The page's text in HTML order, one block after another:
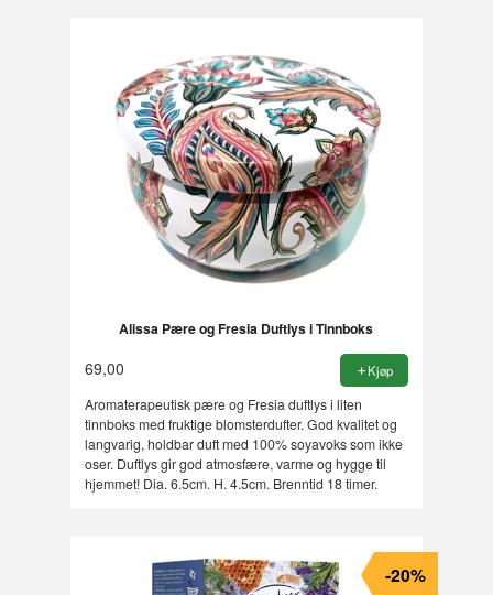
Alissa Pære og Fresia Duftlys i Tinnboks
69,00 Kjøp
Aromaterapeutisk pære og Fresia duftlys i liten
tinnboks med fruktige blomsterdufter. God kvalitet og
langvarig, holdbar duft med 100% soyavoks som ikke
oser. Duftlys gir god atmosfære, varme og hygge til
hjemmet! Dia. 6.5cm. H. 4.5cm. Brenntid 18 timer.
-20%